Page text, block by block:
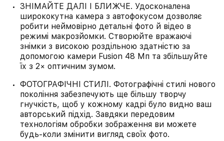
ЗНІМАЙТЕ ДАЛІ І БЛИЖЧЕ. Удосконалена
ширококутна камера з автофокусом дозволяє
робити неймовірно детальні фото й відео в
режимі макрозйомки. Створюйте вражаючі
знімки з високою роздільною здатністю за
допомогою камери Fusion 48 Мп та збільшуйте
їх з 2× оптичним зумом.
ФОТОГРАФІЧНІ СТИЛІ. Фотографічні стилі нового
покоління забезпечують ще більшу творчу
гнучкість, щоб у кожному кадрі було видно ваш
авторський підхід. Завдяки передовим
технологіям обробки зображення ви можете
будь-коли змінити вигляд своїх фото.